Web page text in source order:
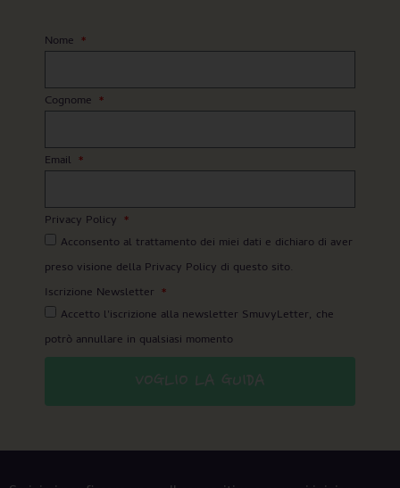
Nome
Cognome
Email
Privacy Policy
Acconsento al trattamento dei miei dati e dichiaro di aver
preso visione della Privacy Policy di questo sito.
Iscrizione Newsletter
Accetto l'iscrizione alla newsletter SmuvyLetter, che
potrò annullare in qualsiasi momento
VOGLIO LA GUIDA